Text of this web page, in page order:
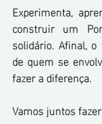
Experimenta,
construir um
solidário. Afinal,
de quem se
fazer a diferença.
Vamos juntos